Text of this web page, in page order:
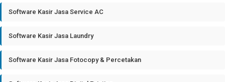
Software Kasir Jasa Service AC
Software Kasir Jasa Laundry
Software Kasir Jasa Fotocopy & Percetakan